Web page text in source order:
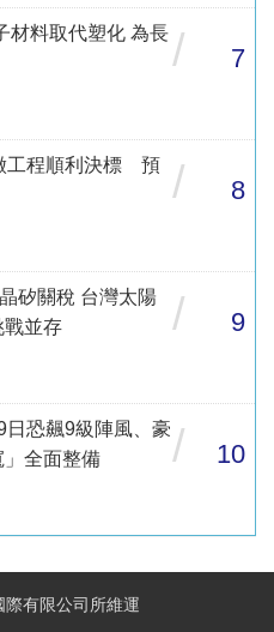
材料取代塑化 為長 / 7
工程順利決標 預
/ 8
矽關稅 台灣太陽
戰並存
/ 9
恐飆9級陣風、豪
全面整備
/ 10
有限公司所維運